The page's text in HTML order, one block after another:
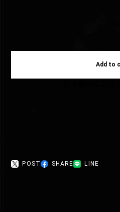
Add to
POST SHARE LINE